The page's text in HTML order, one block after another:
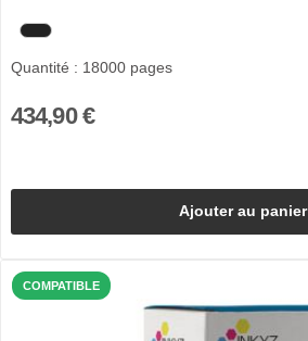
Quantité : 18000 pages
434,90 €
Ajouter au panier
COMPATIBLE